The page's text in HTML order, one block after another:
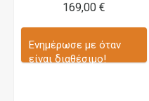
169,00 €
Ενημέρωσε με όταν
είναι διαθέσιμο!